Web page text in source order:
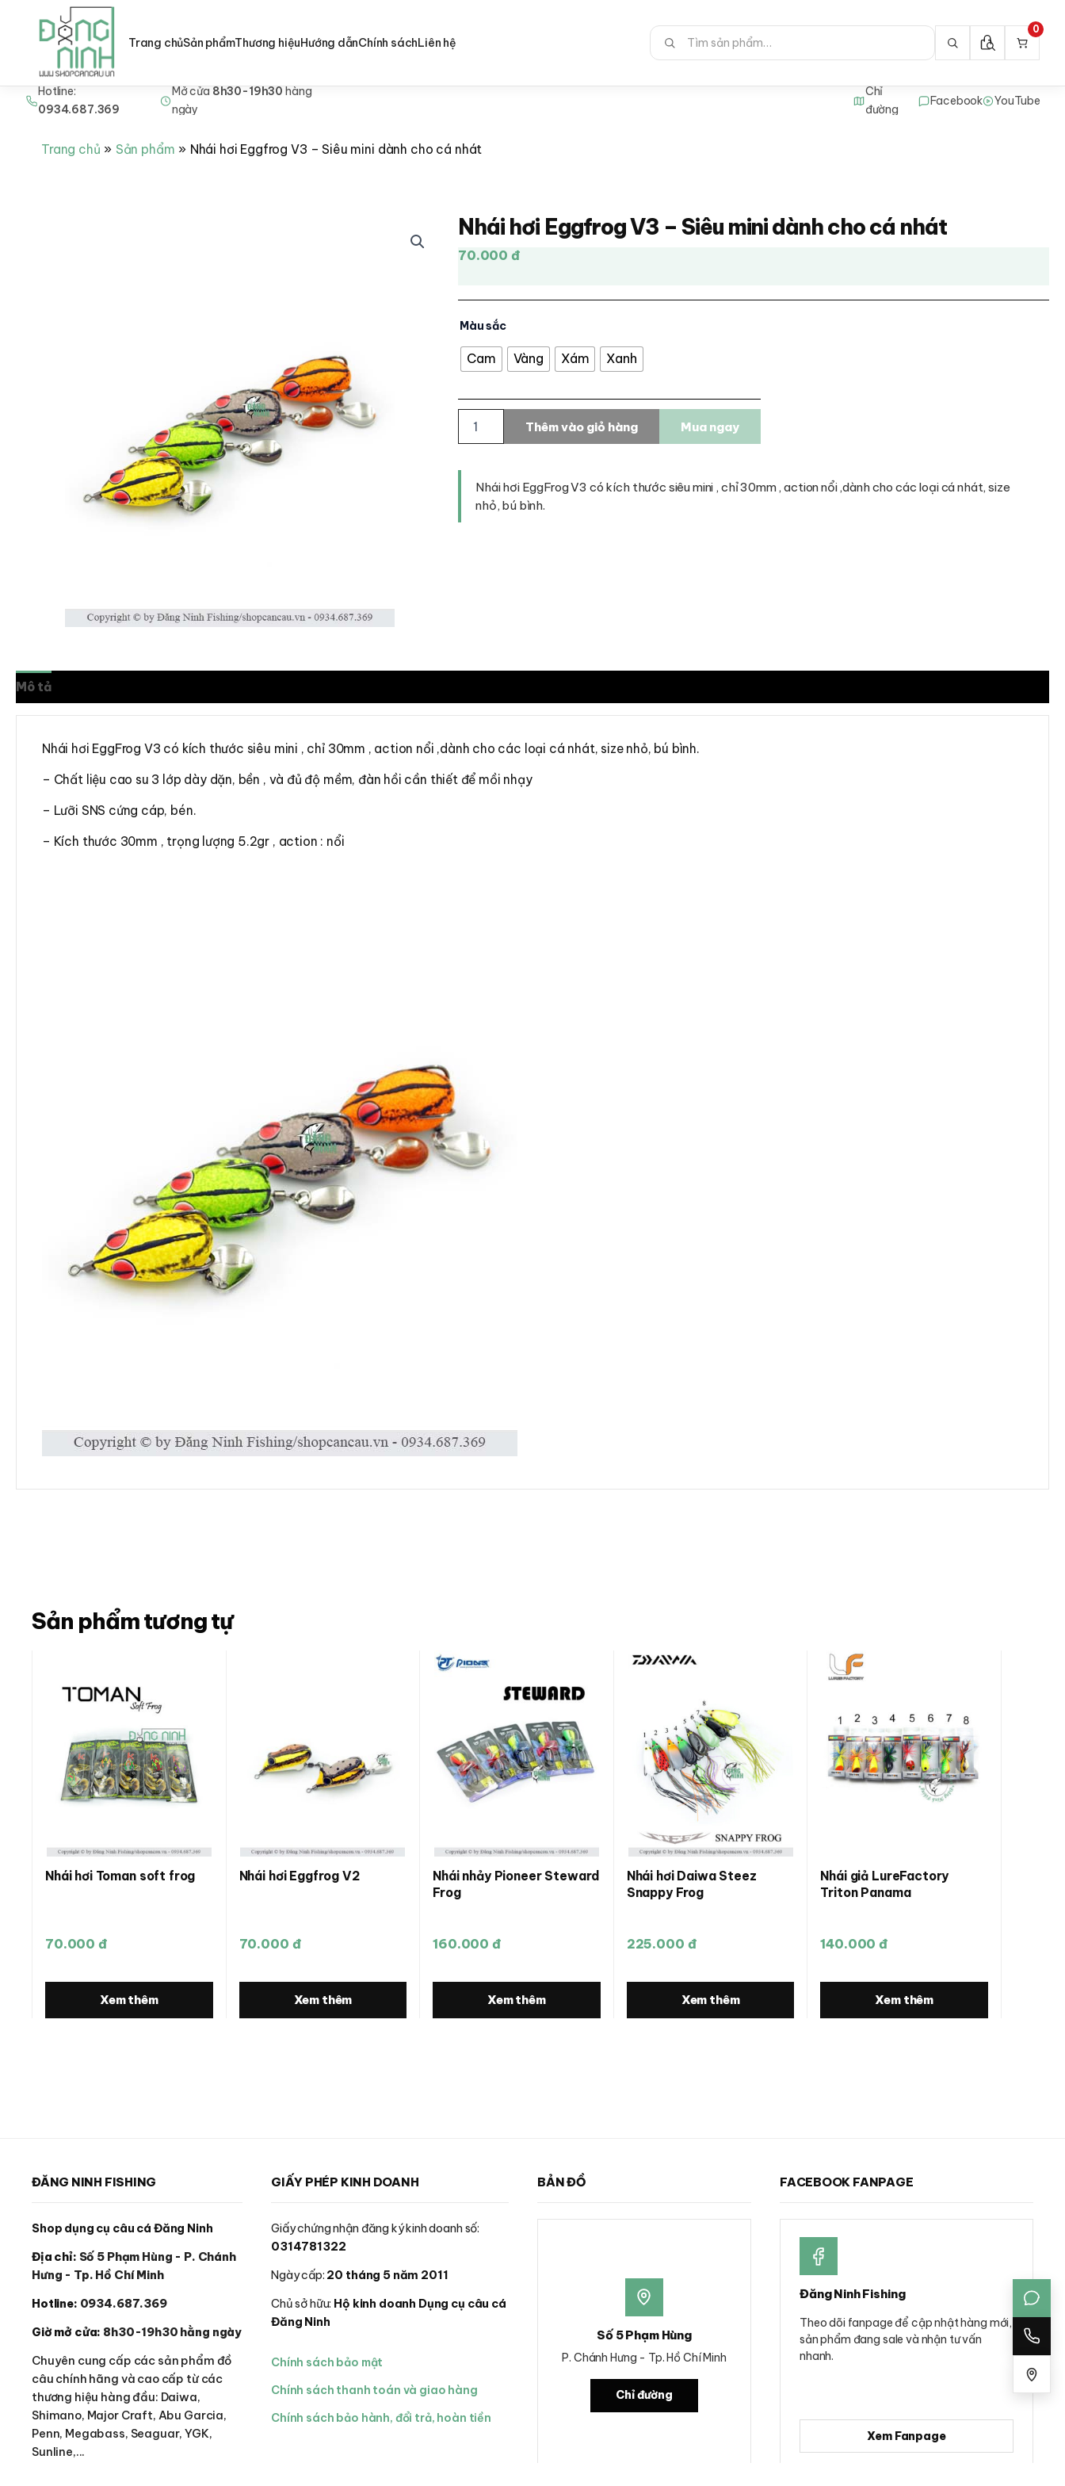
Nhảy Hotline:
0934.687.369
Mở cửa8h30-19h30hàng
ngày
Chỉ
đường
Facebook YouTube
Trang chủSản phẩmThương hiệuHướng dẫnChính sáchLiên hệ
Tìm
kiếm:
0
Trang chủ Sản phẩm Nhái hơi Eggfrog V3 – Siêu mini dành cho cá nhát
Nhái hơi Eggfrog V3 – Siêu mini dành cho cá nhát
70.000 đ
Màu sắc
Cam Vàng Xám Xanh
Eggfrog
Siêu
mini
dành
Thêm vào giỏ hàng Mua ngay
Nhái hơi EggFrog V3 có kích thước siêu mini , chỉ 30mm , action nổi ,dành cho các loại cá nhát, size
nhỏ, bú bình.
Mô tả
Nhái hơi EggFrog V3 có kích thước siêu mini , chỉ 30mm , action nổi ,dành cho các loại cá nhát, size nhỏ, bú bình.
– Chất liệu cao su 3 lớp dày dặn, bền , và đủ độ mềm, đàn hồi cần thiết để mồi nhạy
– Lưỡi SNS cứng cáp, bén.
– Kích thước 30mm , trọng lượng 5.2gr , action : nổi
Sản phẩm tương tự
Nhái hơi Toman soft frog
70.000 đ
Xem thêm
Nhái hơi Eggfrog V2
70.000 đ
Xem thêm
Nhái nhảy Pioneer Steward
Frog
160.000 đ
Xem thêm
Nhái hơi Daiwa Steez
Snappy Frog
225.000 đ
Xem thêm
Nhái giả LureFactory
Triton Panama
140.000 đ
Xem thêm
ĐĂNG NINH FISHING
Shop dụng cụ câu cá Đăng Ninh
Địa chỉ: Số 5 Phạm Hùng - P. Chánh
Hưng - Tp. Hồ Chí Minh
Hotline: 0934.687.369
Giờ mở cửa: 8h30-19h30 hằng ngày
Chuyên cung cấp các sản phẩm đồ
câu chính hãng và cao cấp từ các
thương hiệu hàng đầu: Daiwa,
Shimano, Major Craft, Abu Garcia,
Penn, Megabass, Seaguar, YGK,
Sunline,...
GIẤY PHÉP KINH DOANH
Giấy chứng nhận đăng ký kinh doanh số:
0314781322
Ngày cấp: 20 tháng 5 năm 2011
Chủ sở hữu: Hộ kinh doanh Dụng cụ câu cá
Đăng Ninh
Chính sách bảo mật
Chính sách thanh toán và giao hàng
Chính sách bảo hành, đổi trả, hoàn tiền
BẢN ĐỒ
Số 5 Phạm Hùng
P. Chánh Hưng - Tp. Hồ Chí Minh
Chỉ đường
FACEBOOK FANPAGE
Đăng Ninh Fishing
Theo dõi fanpage để cập nhật hàng mới,
sản phẩm đang sale và nhận tư vấn
nhanh.
Xem Fanpage